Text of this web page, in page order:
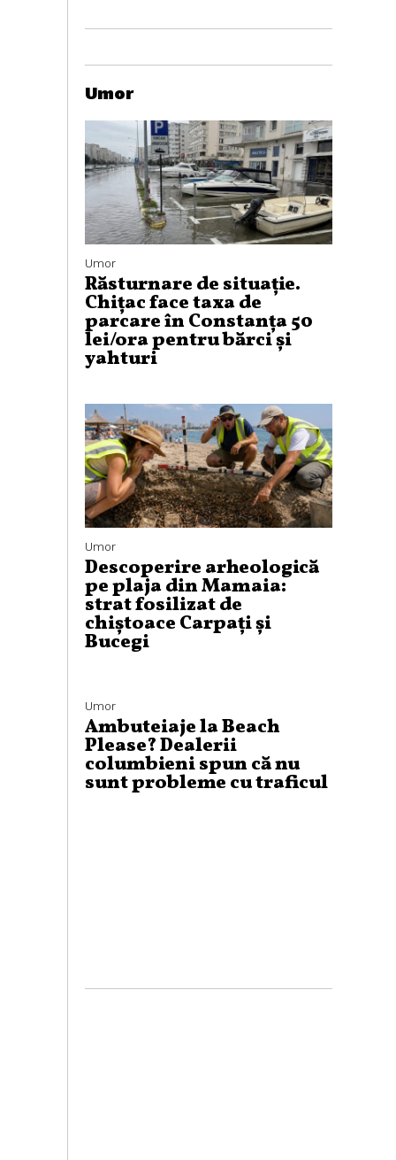
Umor
Umor
Răsturnare de situație.
Chițac face taxa de
parcare în Constanța 50
lei/ora pentru bărci și
yahturi
Umor
Descoperire arheologică
pe plaja din Mamaia:
strat fosilizat de
chiștoace Carpați și
Bucegi
Umor
Ambuteiaje la Beach
Please? Dealerii
columbieni spun că nu
sunt probleme cu traficul